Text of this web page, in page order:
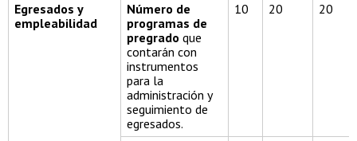
Egresados y
empleabilidad
Número de
programas de
pregrado que
contarán con
instrumentos
para la
administración y
seguimiento de
egresados.
10 20 20